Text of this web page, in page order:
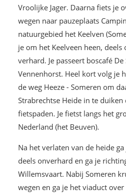
Vroolijke Jager. Daarna fiets je
wegen naar pauzeplaats
natuurgebied het Keelven
je om het Keelveen heen, deels
verhard. Je passeert boscafé De
Vennenhorst. Heel kort volg je
de weg Heeze - Someren om
Strabrechtse Heide in te
fietspaden. Je fietst langs het
Nederland (het Beuven).
Na het verlaten van de heide
deels onverhard en ga je
Willemsvaart. Nabij Someren
wegen en ga je het viaduct